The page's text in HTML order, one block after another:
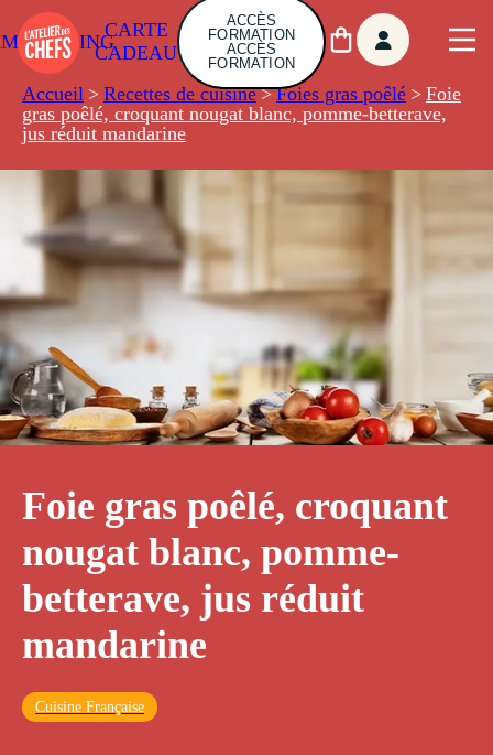
CARTE
CADEAU
ACCÈS
FORMATION
ACCÈS
FORMATION
Accueil > Recettes de cuisine > Foies gras poêlé > Foie
gras poêlé, croquant nougat blanc, pomme-betterave,
jus réduit mandarine
Foie gras poêlé, croquant
nougat blanc, pomme-
betterave, jus réduit
mandarine
Cuisine Française